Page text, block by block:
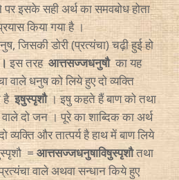
इसके सही अर्थ का समवबोध होता
किया गया है ।
जिसकी डोरी (प्रत्यंचा) चढ़ी हुई हो
।इसतरहआत्तसज्जधनुषौका यह
वाले धनुष को लिये हुए दो व्यक्ति
हैइषुस्पृशौ। इषु कहते हैं बाण को तथा
दो जन । पूरे का शाब्दिक का अर्थ
व्यक्ति और तात्पर्य है हाथ में बाण लिये
=आत्तसज्जधनुषाविषुस्पृशौतथा
वाले अथवा सन्धान किये हुए